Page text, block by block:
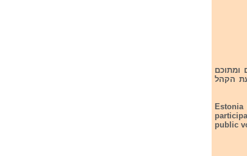
בגמר היו 2 שלבים. בשבל הראשון התחרו 10 השירים ומתוכם
הצבעת הקהל
public